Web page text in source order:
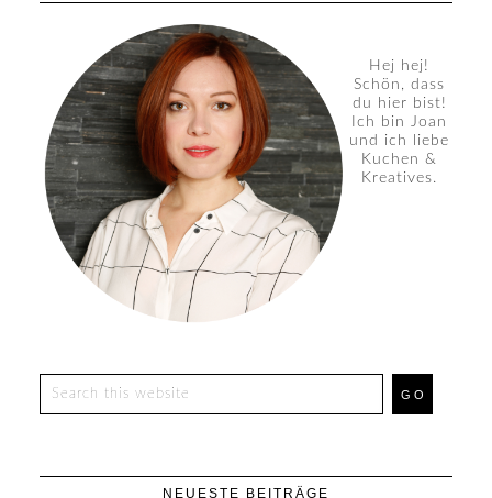
Hej hej!
Schön, dass
du hier bist!
Ich bin Joan
und ich liebe
Kuchen &
Kreatives.
NEUESTE BEITRÄGE